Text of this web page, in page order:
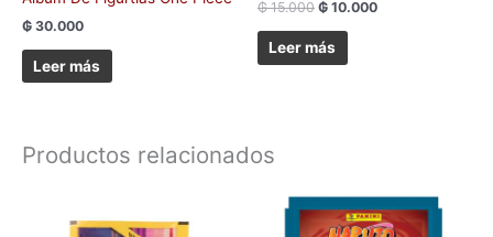
₲ 30.000
Leer más
₲15.000 ₲ 10.000
Leer más
Productos relacionados